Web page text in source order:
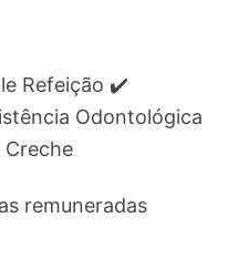
Refeição ✔️
Odontológica
remuneradas